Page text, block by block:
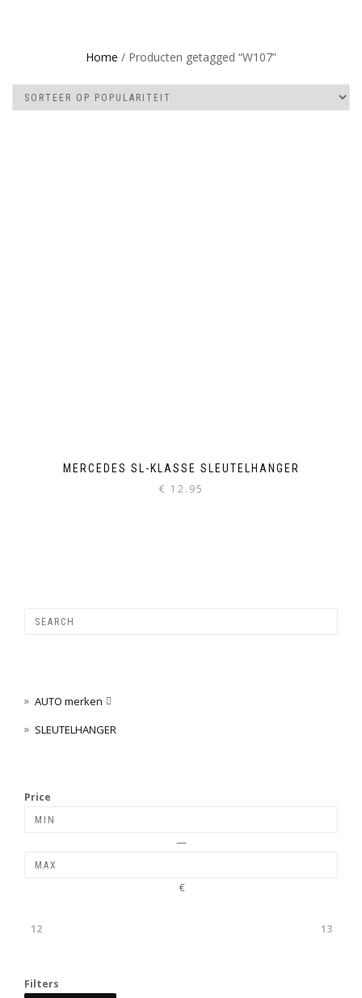
Home / Producten getagged “W107”
MERCEDES SL-KLASSE SLEUTELHANGER
€ 12.95
AUTO merken 
SLEUTELHANGER
Price
—
€
12 13
Filters